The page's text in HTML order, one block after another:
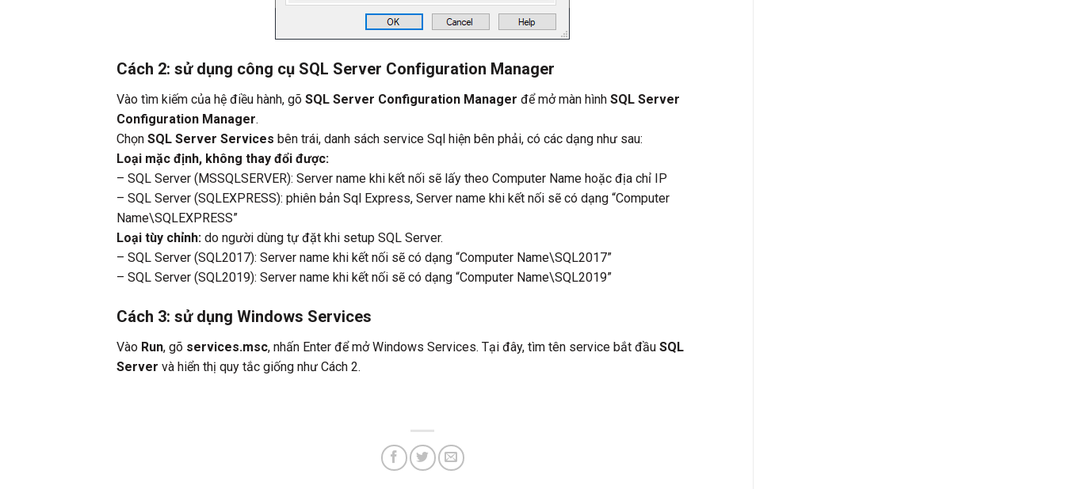
Cách 2: sử dụng công cụ SQL Server Configuration Manager
Vào tìm kiếm của hệ điều hành, gõ SQL Server Configuration Manager để mở màn hình SQL Server
Configuration Manager.
Chọn SQL Server Services bên trái, danh sách service Sql hiện bên phải, có các dạng như sau:
Loại mặc định, không thay đổi được:
– SQL Server (MSSQLSERVER): Server name khi kết nối sẽ lấy theo Computer Name hoặc địa chỉ IP
– SQL Server (SQLEXPRESS): phiên bản Sql Express, Server name khi kết nối sẽ có dạng “Computer
Name\SQLEXPRESS”
Loại tùy chỉnh: do người dùng tự đặt khi setup SQL Server.
– SQL Server (SQL2017): Server name khi kết nối sẽ có dạng “Computer Name\SQL2017”
– SQL Server (SQL2019): Server name khi kết nối sẽ có dạng “Computer Name\SQL2019”
Cách 3: sử dụng Windows Services
Vào Run, gõ services.msc, nhấn Enter để mở Windows Services. Tại đây, tìm tên service bắt đầu SQL
Server và hiển thị quy tắc giống như Cách 2.